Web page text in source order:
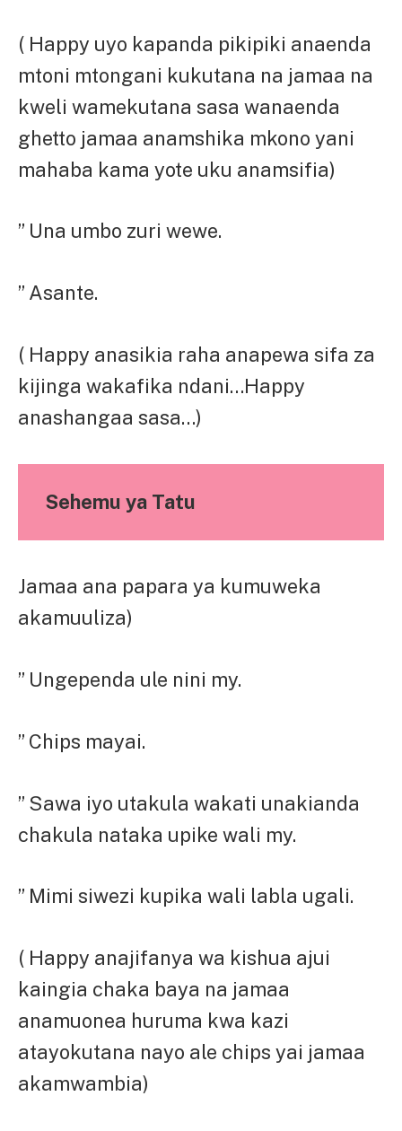
( Happy uyo kapanda pikipiki anaenda
mtoni mtongani kukutana na jamaa na
kweli wamekutana sasa wanaenda
ghetto jamaa anamshika mkono yani
mahaba kama yote uku anamsifia)
” Una umbo zuri wewe.
” Asante.
( Happy anasikia raha anapewa sifa za
kijinga wakafika ndani…Happy
anashangaa sasa…)
Sehemu ya Tatu
Jamaa ana papara ya kumuweka
akamuuliza)
” Ungependa ule nini my.
” Chips mayai.
” Sawa iyo utakula wakati unakianda
chakula nataka upike wali my.
” Mimi siwezi kupika wali labla ugali.
( Happy anajifanya wa kishua ajui
kaingia chaka baya na jamaa
anamuonea huruma kwa kazi
atayokutana nayo ale chips yai jamaa
akamwambia)